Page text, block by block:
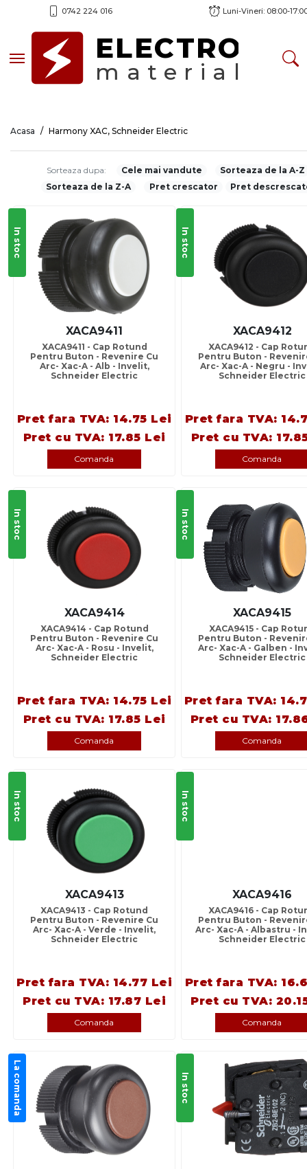
0742 224 016 Luni-Vineri: 08:00-
Toggle navigationELECTRO
material
Acasa Harmony XAC, Schneider Electric
Sorteaza dupa: Cele mai vandute
Sorteaza de la A-Z
Sorteaza de la Z-A
Pret crescator Pret
In stoc
XACA9411
XACA9411 - Cap Rotund
Pentru Buton - Revenire Cu
Arc- Xac-A - Alb - Invelit,
Schneider Electric
Pret fara TVA: 14.75 Lei
Pret cu TVA: 17.85 Lei
Comanda
In stoc
XACA9412
XACA9412 - Cap
Pentru Buton -
Arc- Xac-A - Negru -
Schneider Electric
Pret fara TVA:
Pret cu TVA:
Comanda
In stoc
XACA9414
XACA9414 - Cap Rotund
Pentru Buton - Revenire Cu
Arc- Xac-A - Rosu - Invelit,
Schneider Electric
Pret fara TVA: 14.75 Lei
Pret cu TVA: 17.85 Lei
Comanda
In stoc
XACA9415
XACA9415 - Cap
Pentru Buton -
Arc- Xac-A - Galben -
Schneider Electric
Pret fara TVA:
Pret cu TVA:
Comanda
In stoc
XACA9413
XACA9413 - Cap Rotund
Pentru Buton - Revenire Cu
Arc- Xac-A - Verde - Invelit,
Schneider Electric
Pret fara TVA: 14.77 Lei
Pret cu TVA: 17.87 Lei
Comanda
In stoc
XACA9416
XACA9416 - Cap
Pentru Buton -
Arc- Xac-A - Albastru -
Schneider Electric
Pret fara TVA:
Pret cu TVA:
Comanda
La comanda In stoc